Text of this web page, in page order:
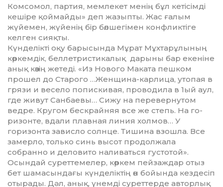
Комсомол, партия, мемлекет менің бұл кеті­сімді
ке­шіре қоймайды» деп жазыпты. Жас ғалым
жүйемен, жүйе­нің бір бөл­шегімен конфликтіге
келген сияқ­ты.
Күнделікті оқу барысында Мұ­рат Мұхтарұлының
көркемдік, бел­летристикалық дарыны бар еке­ніне
анық көзің жетеді. «Из Нового Ма­ката пешком
прошел до Старого …Женщина-карлица, утопая в
грязи и весело попискивая, проводила в 1ый аул,
где живут Санбаевы… Си­жу на перевернутом
ведре. Кругом бескрайняя все же степь. На го­
ризонте, вдали плавная линия хол­мов… У
горизонта зависло солн­це. Тишина взошла. Все
замер­ло, только синь высот продолжала
собранно и деловито наливаться густотой».
Осындай суреттемелер, көр­кем пейзаждар отыз
бет шама­сын­дағы күнделіктің өн бойында кез­десіп
отырады. Дәл, анық, үнем­ді суреттерде авторлық